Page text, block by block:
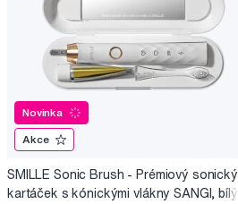
Novinka
Akce
SMILLE Sonic Brush - Prémiový sonický
kartáček s kónickými vlákny SANGI, bílý